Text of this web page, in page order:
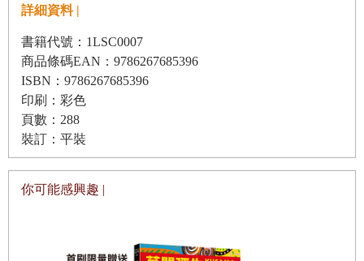
4 開創自我天地的藝術
羅莎莉‧華達的致謝
詳細資料 |
書籍代號：1LSC0007
商品條碼EAN：9786267685396
ISBN：9786267685396
印刷：彩色
頁數：288
裝訂：平裝
你可能感興趣 |